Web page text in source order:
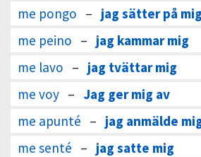
me pongo – jag sätter på mig
me peino – jag kammar mig
me lavo – jag tvättar mig
me voy – Jag ger mig av
me apunté – jag anmälde
me senté – jag satte mig